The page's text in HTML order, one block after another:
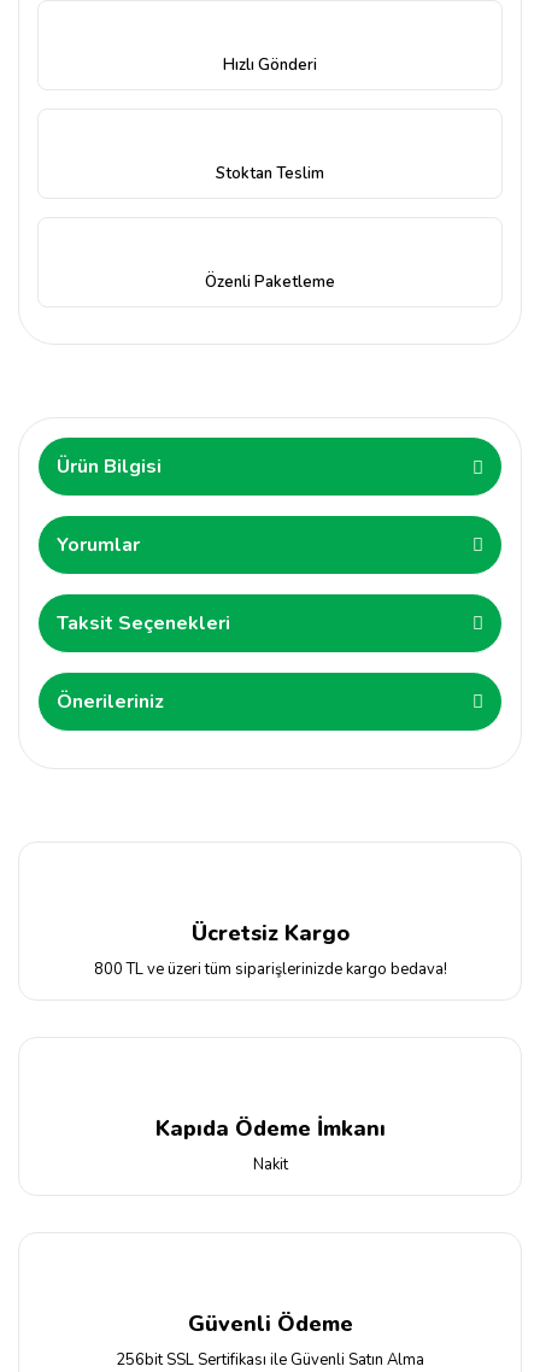
Hızlı Gönderi
Stoktan Teslim
Özenli Paketleme
Ürün Bilgisi
Yorumlar
Taksit Seçenekleri
Önerileriniz
Ücretsiz Kargo
800 TL ve üzeri tüm siparişlerinizde kargo bedava!
Kapıda Ödeme İmkanı
Nakit
Güvenli Ödeme
256bit SSL Sertifikası ile Güvenli Satın Alma